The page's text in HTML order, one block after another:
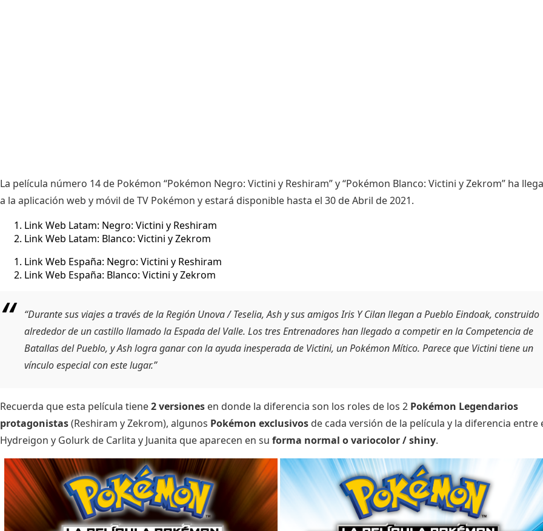
La película número 14 de Pokémon “Pokémon Negro: Victini y Reshiram” y “Pokémon Blanco: Victini y Zekrom” ha
a la aplicación web y móvil de TV Pokémon y estará disponible hasta el 30 de Abril de 2021.
Link Web Latam: Negro: Victini y Reshiram
Link Web Latam: Blanco: Victini y Zekrom
Link Web España: Negro: Victini y Reshiram
Link Web España: Blanco: Victini y Zekrom
“Durante sus viajes a través de la Región Unova / Teselia, Ash y sus amigos Iris Y Cilan llegan a Pueblo Eindoak, construido
alrededor de un castillo llamado la Espada del Valle. Los tres Entrenadores han llegado a competir en la Competencia de
Batallas del Pueblo, y Ash logra ganar con la ayuda inesperada de Victini, un Pokémon Mítico. Parece que Victini tiene un
vínculo especial con este lugar.”
Recuerda que esta película tiene2 versiones en donde la diferencia son los roles de los 2 Pokémon Legendarios
protagonistas(Reshiram y Zekrom), algunos Pokémon exclusivos de cada versión de la película y la diferencia entre
Hydreigon y Golurk de Carlita y Juanita que aparecen en su forma normal o variocolor / shiny.